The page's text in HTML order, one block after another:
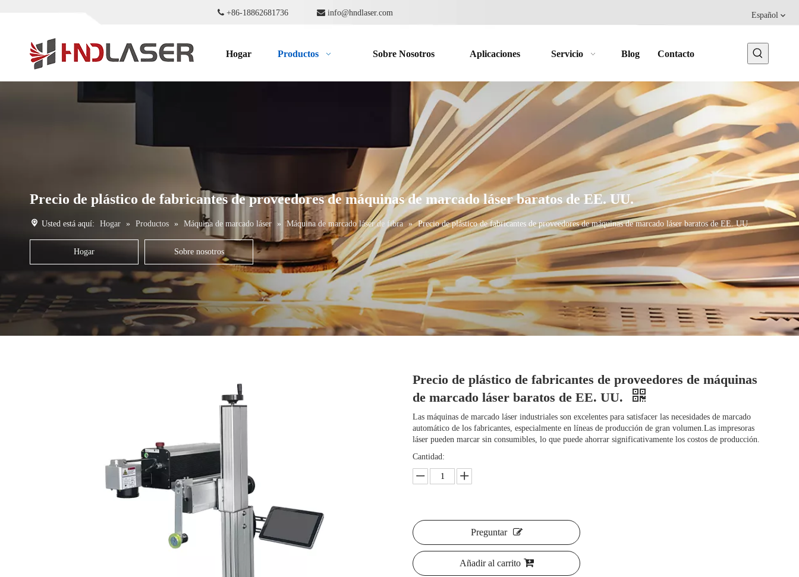
 +86-18862681736  info@hndlaser.com Español
Hogar Productos Sobre Nosotros Aplicaciones Servicio Blog Contacto
Precio de plástico de fabricantes de proveedores de máquinas de marcado láser baratos de EE. UU.
Usted está aquí: Hogar » Productos » Máquina de marcado láser » Máquina de marcado láser de fibra » Precio de plástico de fabricantes de proveedores de máquinas de marcado láser baratos de EE. UU.
Hogar Sobre nosotros
Precio de plástico de fabricantes de proveedores de máquinas
de marcado láser baratos de EE. UU.
Las máquinas de marcado láser industriales son excelentes para satisfacer las necesidades de marcado
automático de los fabricantes, especialmente en líneas de producción de gran volumen.Las impresoras
láser pueden marcar sin consumibles, lo que puede ahorrar significativamente los costos de producción.
Cantidad:
Preguntar
Añadir al carrito